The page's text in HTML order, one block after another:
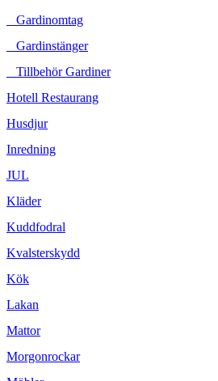
Gardinomtag
Gardinstänger
Tillbehör Gardiner
Hotell Restaurang
Husdjur
Inredning
JUL
Kläder
Kuddfodral
Kvalsterskydd
Kök
Lakan
Mattor
Morgonrockar